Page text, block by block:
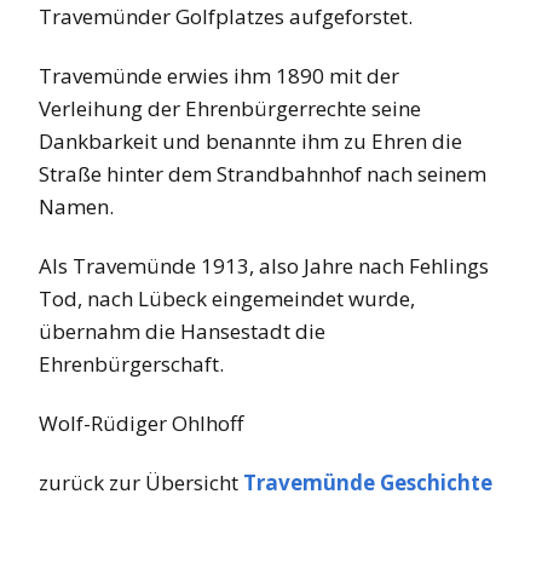
Travemünder Golfplatzes aufgeforstet.
Travemünde erwies ihm 1890 mit der
Verleihung der Ehrenbürgerrechte seine
Dankbarkeit und benannte ihm zu Ehren die
Straße hinter dem Strandbahnhof nach seinem
Namen.
Als Travemünde 1913, also Jahre nach Fehlings
Tod, nach Lübeck eingemeindet wurde,
übernahm die Hansestadt die
Ehrenbürgerschaft.
Wolf-Rüdiger Ohlhoff
zurück zur Übersicht Travemünde Geschichte